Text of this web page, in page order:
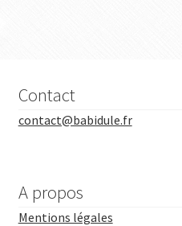
Contact
contact@babidule.fr
A propos
Mentions légales